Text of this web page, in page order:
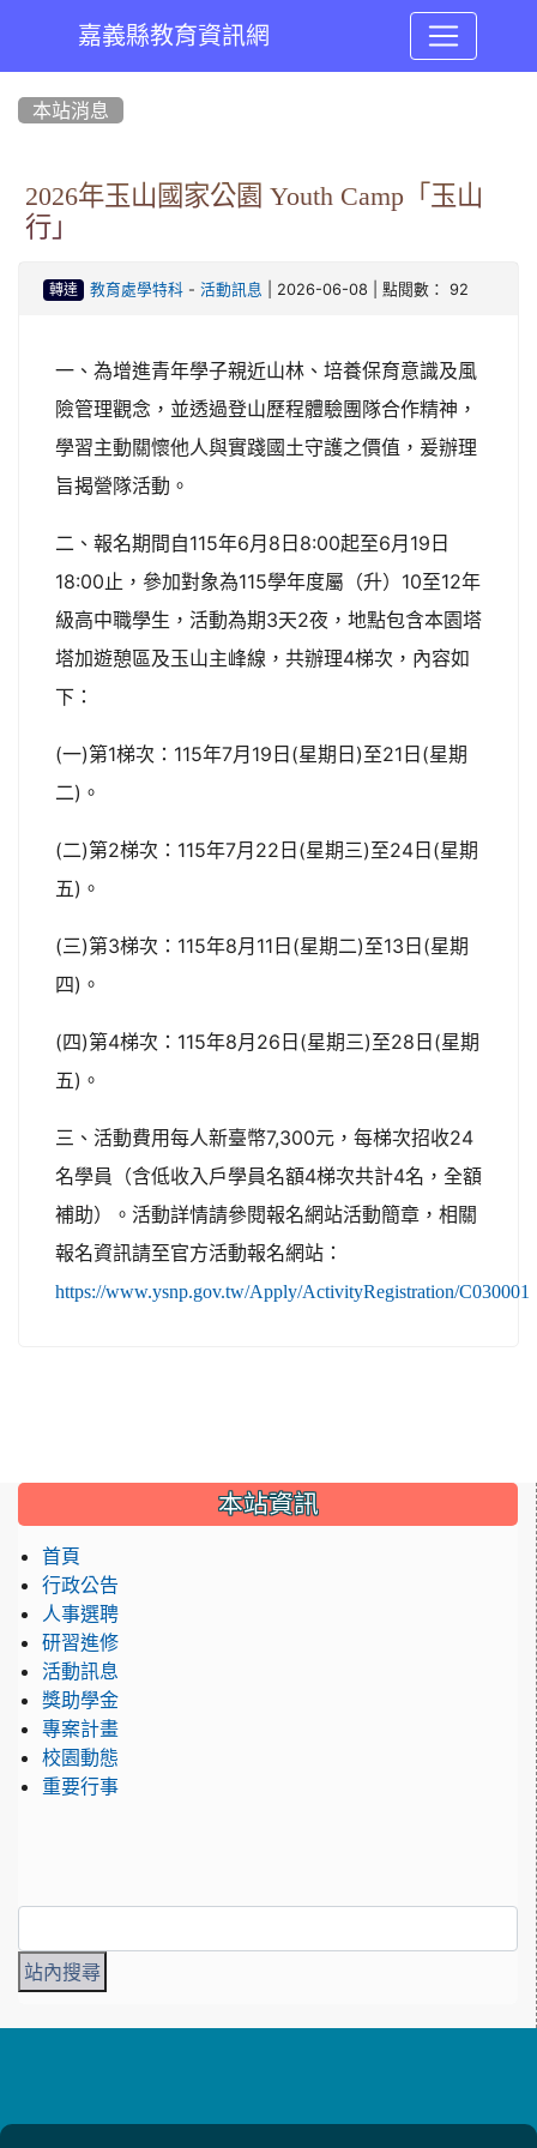
嘉義縣教育資訊網
本站消息
2026年玉山國家公園 Youth Camp「玉山
行」
轉達 教育處學特科- 活動訊息 | 2026-06-08 | 點閱數： 92
一、為增進青年學子親近山林、培養保育意識及風
險管理觀念，並透過登山歷程體驗團隊合作精神，
學習主動關懷他人與實踐國土守護之價值，爰辦理
旨揭營隊活動。
二、報名期間自115年6月8日8:00起至6月19日
18:00止，參加對象為115學年度屬（升）10至12年
級高中職學生，活動為期3天2夜，地點包含本園塔
塔加遊憩區及玉山主峰線，共辦理4梯次，內容如
下：
(一)第1梯次：115年7月19日(星期日)至21日(星期
二)。
(二)第2梯次：115年7月22日(星期三)至24日(星期
五)。
(三)第3梯次：115年8月11日(星期二)至13日(星期
四)。
(四)第4梯次：115年8月26日(星期三)至28日(星期
五)。
三、活動費用每人新臺幣7,300元，每梯次招收24
名學員（含低收入戶學員名額4梯次共計4名，全額
補助）。活動詳情請參閱報名網站活動簡章，相關
報名資訊請至官方活動報名網站：
https://www.ysnp.gov.tw/Apply/ActivityRegistration/C030001
::: 本站資訊
首頁
行政公告
人事選聘
研習進修
活動訊息
獎助學金
專案計畫
校園動態
重要行事